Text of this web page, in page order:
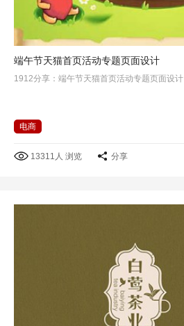
端午节天猫首页活动专题页面设计
1912分享：端午节天猫首页活动专题页面设计
电商
13311人 浏览 分享